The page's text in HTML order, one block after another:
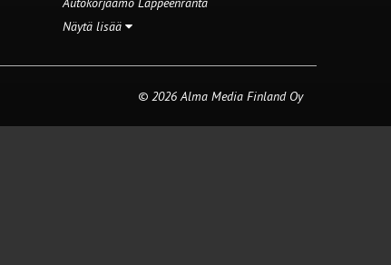
Näytä lisää
© 2026 Alma Media Finland Oy